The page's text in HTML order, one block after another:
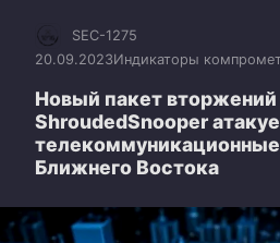
SEC-1275
20.09.2023Индикаторы
Новый пакет вторжений
ShroudedSnooper
Ближнего Востока